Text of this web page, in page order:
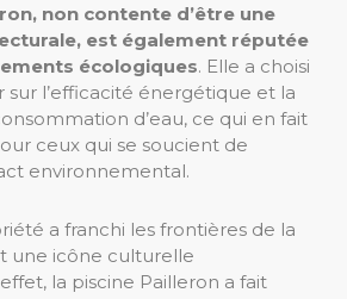
non contente d’être une
est également réputée
écologiques. Elle a choisi
l’efficacité énergétique et la
d’eau, ce qui en fait
ceux qui se soucient de
environnemental.
a franchi les frontières de la
une icône culturelle
la piscine Pailleron a fait